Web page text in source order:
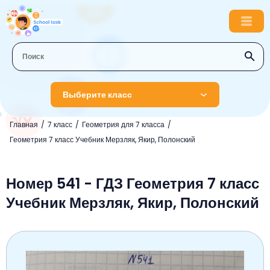
Выберите класс
Главная 7 класс
Геометрия для 7 класса
Геометрия 7 класс Учебник Мерзляк, Якир, Полонский
1 класс
Русский язык
Литературное чтение
Окружающий мир
Математика
Математика
Английский язык
Информатика
Литературное чтение
3 класс
Музыка
Окружающий мир
Русский язык
4 класс
Английский язык
Русский язык
5 класс
ОБЖ
Номер 541 - ГДЗ Геометрия 7 класс
Учебник Мерзляк, Якир, Полонский